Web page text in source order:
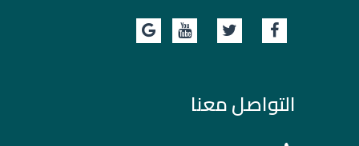
التواصل معنا